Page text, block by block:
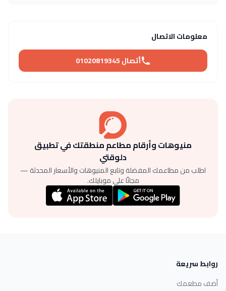
معلومات الاتصال
أتصال 01020819345
منيوهات وأرقام مطاعم منطقتك في تطبيق
دلوقتي
اطلب من مطاعمك المفضلة وتابع المنيوهات والأسعار المحدثة —
مجانًا على موبايلك.
روابط سريعة
أضف مطعمك